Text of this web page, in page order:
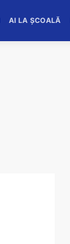
AI LA ȘCOALĂ